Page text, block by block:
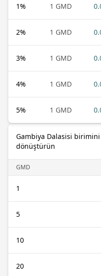
1% 1 GMD
2% 1 GMD
3% 1 GMD
4% 1 GMD
5% 1 GMD
Gambiya Dalasisi
dönüştürün
GMD
1
5
10
20